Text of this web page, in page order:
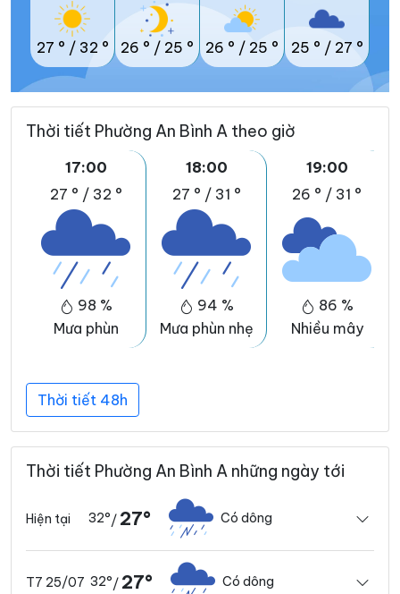
27 ° / 32 ° 26 ° / 25 ° 26 ° / 25 ° 25 ° / 27 °
Thời tiết Phường An Bình A theo giờ
17:00
27 ° / 32 °
98 %
Mưa phùn
18:00
27 ° / 31 °
94 %
Mưa phùn nhẹ
19:00
26 ° / 31 °
86 %
Nhiều mây
Thời tiết 48h
Thời tiết Phường An Bình A những ngày tới
Hiện tại 32°/ 27° Có dông
T7 25/07 32°/ 27° Có dông